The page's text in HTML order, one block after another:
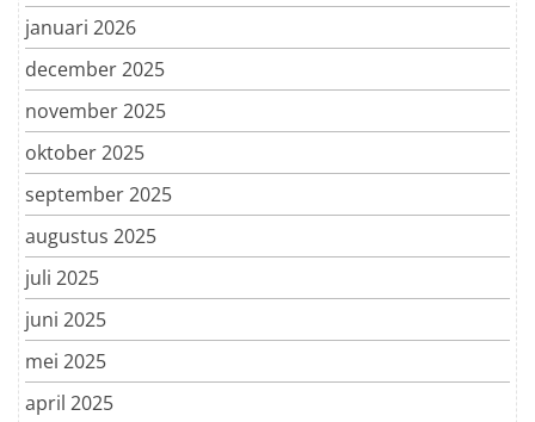
januari 2026
december 2025
november 2025
oktober 2025
september 2025
augustus 2025
juli 2025
juni 2025
mei 2025
april 2025